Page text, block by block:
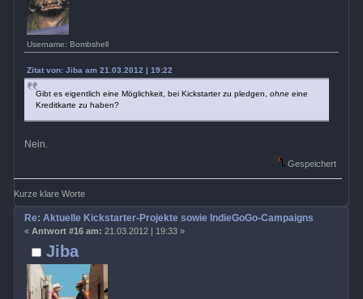
Username: Bombshell
Zitat von: Jiba am 21.03.2012 | 19:22
Gibt es eigentlich eine Möglichkeit, bei Kickstarter zu pledgen, ohneeine
Kreditkarte zu haben?
Nein.
Gespeichert
Kurze klare Worte
Jiba
Re: Aktuelle Kickstarter-Projekte sowie IndieGoGo-Campaigns
« Antwort #16 am: 21.03.2012 | 19:33 »